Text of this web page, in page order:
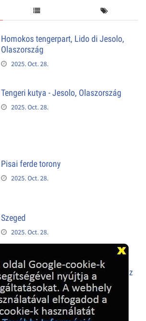
Homokos tengerpart, Lido di Jesolo,
Olaszország
2025. Oct. 28.
Tengeri kutya - Jesolo, Olaszország
2025. Oct. 28.
Pisai ferde torony
2025. Oct. 28.
Szeged
2025. Oct. 28.
Siófok, mielőtt beépült az Aranypart az
1970-es évek elején
2024. Nov. 17.